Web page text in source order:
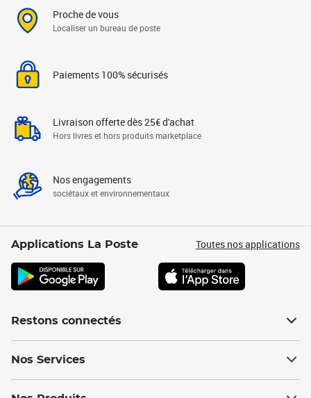
Proche de vous
Localiser un bureau de poste
Paiements 100% sécurisés
Livraison offerte dès 25€ d'achat
Hors livres et hors produits marketplace
Nos engagements
sociétaux et environnementaux
Applications La Poste Toutes nos applications
Restons connectés
Nos Services